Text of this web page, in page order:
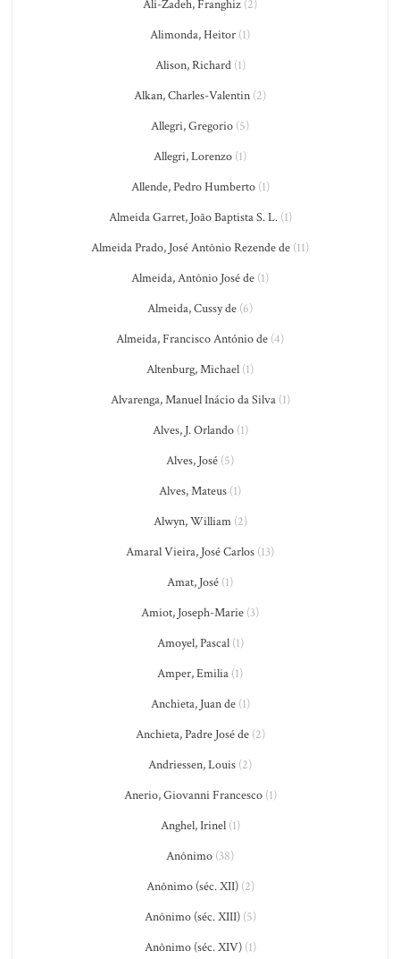
Ali-Zadeh, Franghiz (2)
Alimonda, Heitor (1)
Alison, Richard(1)
Alkan, Charles-Valentin (2)
Allegri, Gregorio (5)
Allegri, Lorenzo (1)
Allende, Pedro Humberto(1)
Almeida Garret, João Baptista S. L.(1)
Almeida Prado, José Antônio Rezende de (11)
Almeida, Antônio José de (1)
Almeida, Cussy de (6)
Almeida, Francisco António de (4)
Altenburg, Michael (1)
Alvarenga, Manuel Inácio da Silva(1)
Alves, J. Orlando(1)
Alves, José (5)
Alves, Mateus (1)
Alwyn, William(2)
Amaral Vieira, José Carlos (13)
Amat, José (1)
Amiot, Joseph-Marie (3)
Amoyel, Pascal(1)
Amper, Emilia (1)
Anchieta, Juan de(1)
Anchieta, Padre José de(2)
Andriessen, Louis (2)
Anerio, Giovanni Francesco(1)
Anghel, Irinel(1)
Anônimo (38)
Anônimo (séc. XII)(2)
Anônimo (séc. XIII)(5)
Anônimo (séc. XIV)(1)